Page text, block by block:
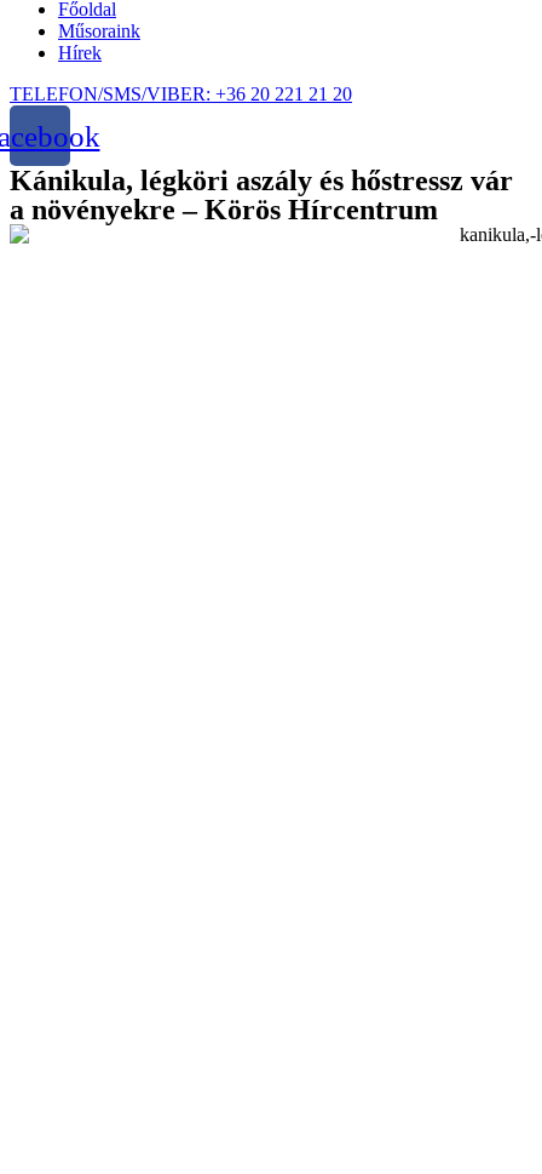
Főoldal
Műsoraink
Hírek
TELEFON/SMS/VIBER: +36 20 221 21 20
Kánikula, légköri aszály és hőstressz vár
a növényekre – Körös Hírcentrum